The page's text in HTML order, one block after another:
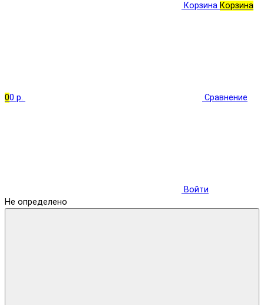
Корзина Корзина
00 р. Сравнение
Войти
Не определено